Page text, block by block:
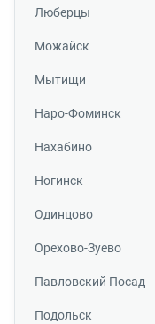
Люберцы
Можайск
Мытищи
Наро-Фоминск
Нахабино
Ногинск
Одинцово
Орехово-Зуево
Павловский Посад
Подольск